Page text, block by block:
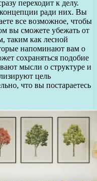
переходит к делу.
ради них. Вы
все возможное, чтобы
вы сможете убежать от
таким как лесной
напоминают вам о
сохраняться подобие
мысли о структуре и
цель
что вы постараетесь